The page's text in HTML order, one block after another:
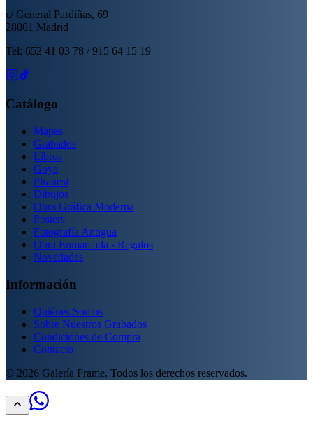
c/ General Pardiñas, 69
28001 Madrid
Tel: 652 41 03 78 / 915 64 15 19
Catálogo
Mapas
Grabados
Libros
Goya
Piranesi
Dibujos
Obra Gráfica Moderna
Posters
Fotografía Antigua
Obra Enmarcada - Regalos
Novedades
Información
Quiénes Somos
Sobre Nuestros Grabados
Condiciones de Compra
Contacto
© 2026 Galería Frame. Todos los derechos reservados.